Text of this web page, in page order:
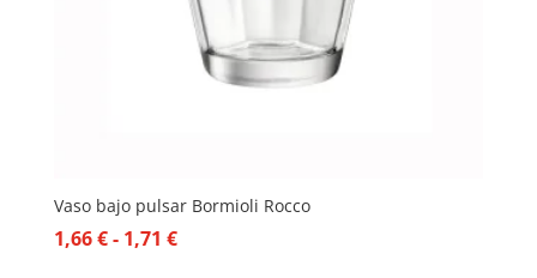
Vaso bajo pulsar Bormioli Rocco
1,66€- 1,71 €Rango